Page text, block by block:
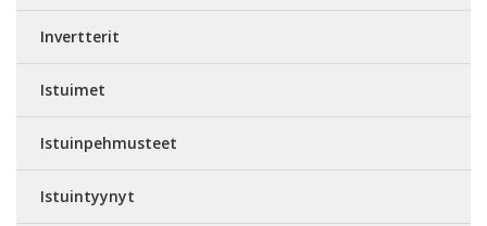
Invertterit
Istuimet
Istuinpehmusteet
Istuintyynyt